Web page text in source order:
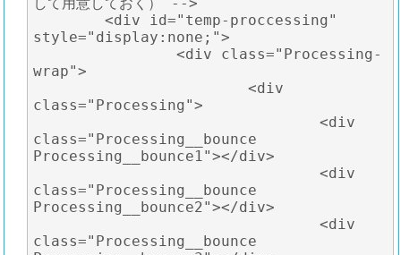
	<div id="temp-proccessing"
style="display:none;">
		<div class="Processing-
wrap">
			<div
class="Processing">
				<div
class="Processing__bounce
Processing__bounce1"></div>
				<div
class="Processing__bounce
Processing__bounce2"></div>
				<div
class="Processing__bounce